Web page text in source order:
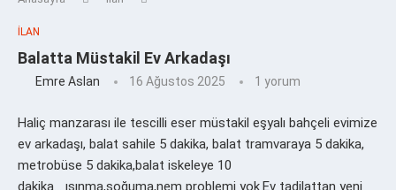
İLAN
Balatta Müstakil Ev Arkadaşı
Emre Aslan 16 Ağustos 2025 1 yorum
Haliç manzarası ile tescilli eser müstakil eşyalı bahçeli evimize
ev arkadaşı, balat sahile 5 dakika, balat tramvaraya 5 dakika,
metrobüse 5 dakika,balat iskeleye 10
dakika… ısınma,soğuma,nem problemi yok.Ev tadilattan yeni